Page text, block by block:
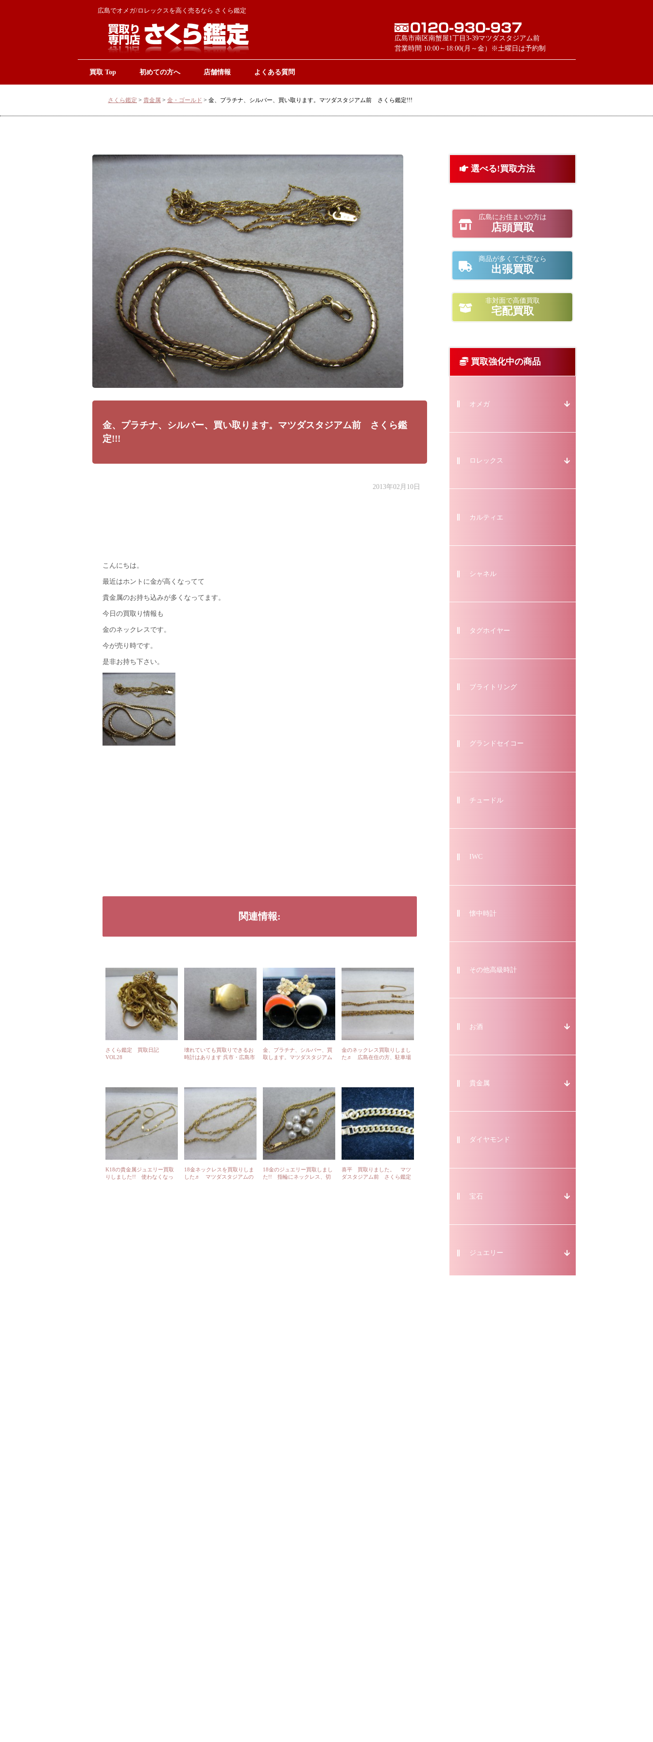
広島でオメガ/ロレックスを高く売るなら さくら鑑定
広島市南区南蟹屋1丁目3-39マツダスタジアム前
営業時間 10:00～18:00(月～金）※土曜日は予約制
買取 Top 初めての方へ 店舗情報 よくある質問
さくら鑑定 > 貴金属 > 金・ゴールド > 金、プラチナ、シルバー、買い取ります。マツダスタジアム前 さくら鑑定!!!
金、プラチナ、シルバー、買い取ります。マツダスタジアム前 さくら鑑
定!!!
2013年02月10日
こんにちは。
最近はホントに金が高くなってて
貴金属のお持ち込みが多くなってます。
今日の買取り情報も
金のネックレスです。
今が売り時です。
是非お持ち下さい。
関連情報:
さくら鑑定 買取日記
VOL28
壊れていても買取りできるお
時計はあります 呉市・広島市
金、プラチナ、シルバー、買
取します。マツダスタジアム
金のネックレス買取りしまし
た♬ 広島在住の方、駐車場
K18の貴金属ジュエリー買取
りしました!! 使わなくなっ
18金ネックレスを買取りしま
した♬ マツダスタジアムの
18金のジュエリー買取しまし
た!! 指輪にネックレス、切
喜平 買取りました。 マツ
ダスタジアム前 さくら鑑定
選べる!買取方法
広島にお住まいの方は
店頭買取
商品が多くて大変なら
出張買取
非対面で高価買取
宅配買取
買取強化中の商品
オメガ
ロレックス
カルティエ
シャネル
タグホイヤー
ブライトリング
グランドセイコー
チュードル
IWC
懐中時計
その他高級時計
お酒
貴金属
ダイヤモンド
宝石
ジュエリー